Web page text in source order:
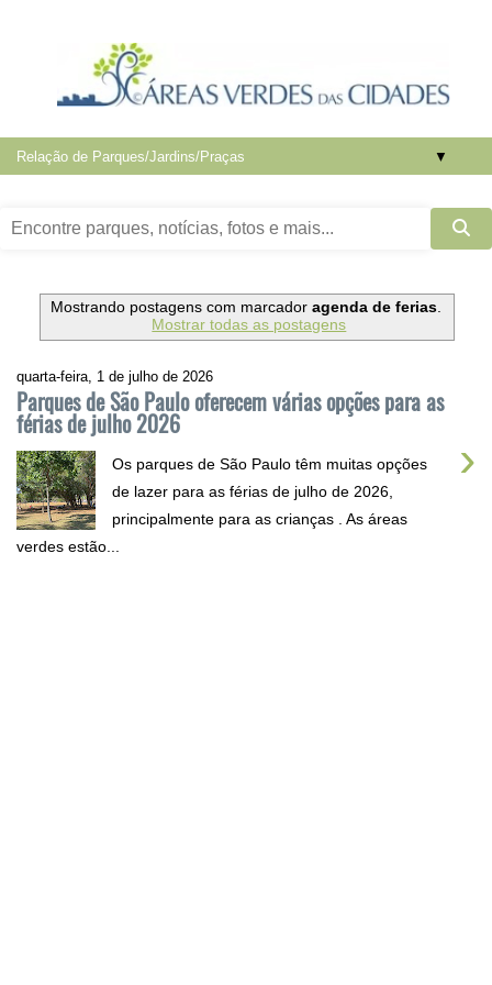
▼
Mostrando postagens com marcador agenda de ferias.
Mostrar todas as postagens
quarta-feira, 1 de julho de 2026
Parques de São Paulo oferecem várias opções para as
férias de julho 2026
›
Os parques de São Paulo têm muitas opções
de lazer para as férias de julho de 2026,
principalmente para as crianças . As áreas
verdes estão...